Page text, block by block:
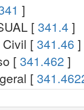
]
[ 341.4 ]
[ 341.46 ]
[ 341.462 ]
[